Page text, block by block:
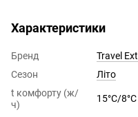
Характеристики
Бренд
Travel
Сезон
Літо
t комфорту (ж/
ч)
15°С/8°С